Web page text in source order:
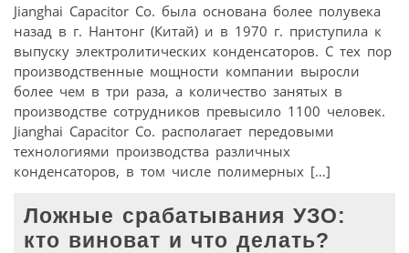
Jianghai Capacitor Сo. была основана более полувека
назад в г. Нантонг (Китай) и в 1970 г. приступила к
выпуску электролитических конденсаторов. С тех пор
производственные мощности компании выросли
более чем в три раза, а количество занятых в
производстве сотрудников превысило 1100 человек.
Jianghai Capacitor Сo. располагает передовыми
технологиями производства различных
конденсаторов, в том числе полимерных […]
Ложные срабатывания УЗО:
кто виноват и что делать?